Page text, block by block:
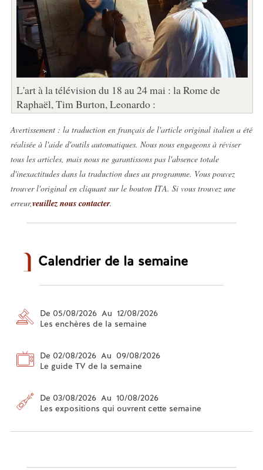
L'art à la télévision du 18 au 24 mai : la Rome de
Raphaël, Tim Burton, Leonardo :
Avertissement : la traduction en français de l'article original italien a été
réalisée à l'aide d'outils automatiques. Nous nous engageons à réviser
tous les articles, mais nous ne garantissons pas l'absence totale
d'inexactitudes dans la traduction dues au programme. Vous pouvez
trouver l'original en cliquant sur le bouton ITA. Si vous trouvez une
erreur,veuillez nous contacter.
Calendrier de la semaine
De 05/08/2026 Au 12/08/2026
Les enchères de la semaine
De 02/08/2026 Au 09/08/2026
Le guide TV de la semaine
De 03/08/2026 Au 10/08/2026
Les expositions qui ouvrent cette semaine